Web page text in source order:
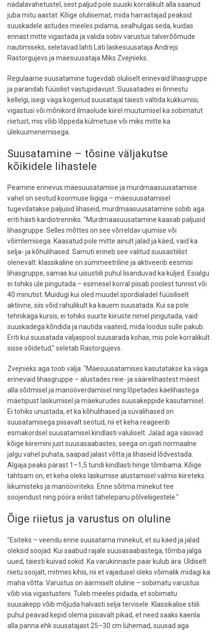
nädalavahetustel, sest paljud pole suuski korralikult alla saanud
juba mitu aastat. Kõige olulisemat, mida harrastajad peaksid
suuskadele astudes meeles pidama, sealhulgas seda, kuidas
ennast mitte vigastada ja valida sobiv varustus talverõõmude
nautimiseks, seletavad lahti Läti laskesuusataja Andrejs
Rastorgujevs ja mäesuusataja Miks Zvejnieks.
Regulaarne suusatamine tugevdab oluliselt erinevaid lihasgruppe
ja parandab füüsilist vastupidavust. Suusatades ei õnnestu
kellelgi, isegi väga kogenud suusatajal täiesti vältida kukkumisi,
vigastusi või mõnikord ilmaolude kiirel muutumisel ka sobimatut
riietust, mis võib lõppeda külmetuse või miks mitte ka
ülekuumenemisega.
Suusatamine – tõsine väljakutse
kõikidele lihastele
Peamine erinevus mäesuusatamise ja murdmaasuusatamise
vahel on seotud koormuse liigiga – mäesuusatamisel
tugevdatakse paljusid lihaseid, murdmaasuusatamine sobib aga
eriti hästi kardiotrenniks. "Murdmaasuusatamine kaasab paljusid
lihasgruppe. Selles mõttes on see võrreldav ujumise või
võimlemisega. Kaasatud pole mitte ainult jalad ja käed, vaid ka
selja- ja kõhulihased. Samuti erineb see valitud suusastiilist
olenevalt: klassikaline on sümmeetriline ja aktiveerib eesmisi
lihasgruppe, samas kui uisustiili puhul lisanduvad ka küljed. Esialgu
ei tohiks üle pingutada – esimesel korral piisab poolest tunnist või
40 minutist. Muidugi kui oled muudel spordialadel füüsiliselt
aktiivne, siis võid rahulikult ka kauem suusatada. Kui sa pole
tehnikaga kursis, ei tohiks suurte kiiruste nimel pingutada, vaid
suuskadega kõndida ja nautida vaateid, mida loodus sulle pakub.
Eriti kui suusatada väljaspool suusarada kohas, mis pole korralikult
sisse sõidetud," seletab Rastorgujevs.
Zvejnieks aga toob välja: "Mäesuusatamises kasutatakse ka väga
erinevaid lihasgruppe – alustades reie- ja säärelihastest mäest
alla sõitmisel ja manööverdamisel ning lõpetades käelihastega
mäetipust laskumisel ja mäekurudes suusakeppide kasutamisel.
Ei tohiks unustada, et ka kõhulihased ja süvalihased on
suusatamisega piisavalt seotud, nii et keha reageerib
esmakordsel suusatamisel kindlasti valuliselt. Jalad aga väsivad
kõige kiiremini just suusasaabastes, seega on igati normaalne
jalgu vahel puhata, saapad jalast võtta ja lihaseid lõdvestada.
Algaja peaks pärast 1–1,5 tundi kindlasti hinge tõmbama. Kõige
tähtsam on, et keha oleks laskumise alustamisel valmis kiireteks
liikumisteks ja manöövriteks. Enne sõitma minekut tee
soojendust ning pööra erilist tähelepanu põlveliigestele."
Õige riietus ja varustus on oluline
"Esiteks – veendu enne suusatama minekut, et su käed ja jalad
oleksid soojad. Kui saabud rajale suusasaabastega, tõmba jalga
uued, täiesti kuivad sokid. Ka varukinnaste paar kulub ära. Üldiselt
riietu soojalt, mitmes kihis, nii et vajadusel oleks võimalik midagi ka
maha võtta. Varustus on äärmiselt oluline – sobimatu varustus
võib viia vigastusteni. Tuleb meeles pidada, et sobimatu
suusakepp võib mõjuda halvasti selja tervisele. Klassikalise stiili
puhul peavad kepid olema piisavalt pikad, et need saaks kaenla
alla panna ehk suusatajast 25–30 cm lühemad, suusad aga